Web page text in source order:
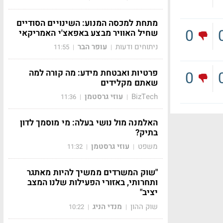
0
0
מתחת למכסה המנוע: השינויים הסודיים
שחיל האוויר מבצע באפאצ'י האמריקאי
ניתוחים ודעות | עופר הבר |
11:55
פרטיות ואבטחת מידע: מה קורה למה
שאתם מקלידים
BizTech
| עוזי גרסטמן |
11:36
האלמנה מול נושי בעלה: מי מוסמך לדון
בתיק?
משפט | עוזי גרסטמן |
11:32
"שוק המשרדים ממשיך להיות מאתגר
ותחרותי, באזורי הפעילות שלנו המצב
יציב"
שוק ההון | מנדי הניג |
10:22